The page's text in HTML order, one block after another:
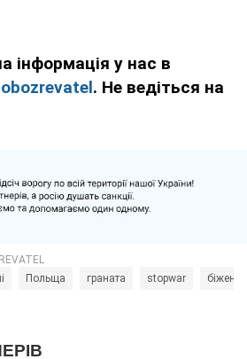
інформація у нас в
obozrevatel. Не ведіться на
Польща граната stopwar біженці